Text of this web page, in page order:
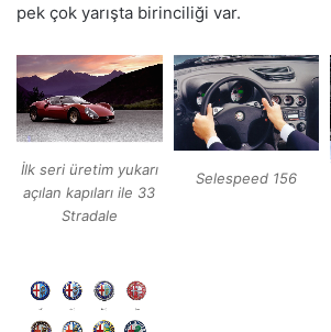
pek çok yarışta birinciliği var.
İlk seri üretim yukarı
açılan kapıları ile 33
Stradale
Selespeed 156